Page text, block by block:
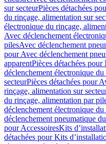
sur secteurPièces détachées
du rinçage, alimentation sur
électronique du rinçage,
Avec déclenchement
pilesAvec déclenchement
pour Avec déclenchement
apparentPièces détachées
déclenchement électronique
secteurPièces détachées pour
rinçage, alimentation sur
du rinçage, alimentation par
déclenchement électronique
déclenchement pneumatique
pour AccessoiresKits
détachées pour Kits